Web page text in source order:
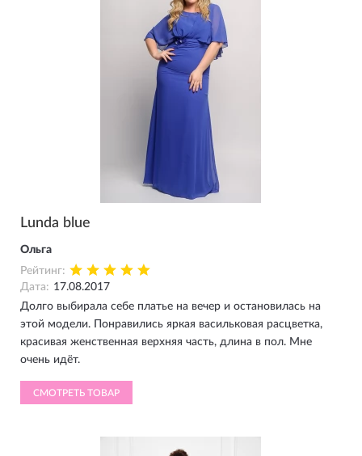
Lunda blue
Ольга
Рейтинг:
Дата: 17.08.2017
Долго выбирала себе платье на вечер и остановилась на
этой модели. Понравились яркая васильковая расцветка,
красивая женственная верхняя часть, длина в пол. Мне
очень идёт.
СМОТРЕТЬ ТОВАР